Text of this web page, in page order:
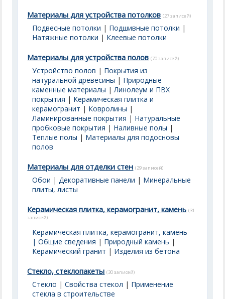
Материалы для устройства потолков (27 записей)
Подвесные потолки | Подшивные потолки |
Натяжные потолки | Клеевые потолки
Материалы для устройства полов (70 записей)
Устройство полов | Покрытия из
натуральной древесины | Природные
каменные материалы |Линолеум и ПВХ
покрытия | Керамическая плитка и
керамогранит | Ковролины |
Ламинированные покрытия | Натуральные
пробковые покрытия | Наливные полы |
Теплые полы | Материалы для подосновы
полов
Материалы для отделки стен (29 записей)
Обои |Декоративные панели | Минеральные
плиты, листы
Керамическая плитка, керамогранит, камень (31
записей)
Керамическая плитка, керамогранит, камень
| Общие сведения | Природный камень |
Керамический гранит | Изделия из бетона
Стекло, стеклопакеты (30 записей)
Стекло |Свойства стекол | Применение
стекла в строительстве